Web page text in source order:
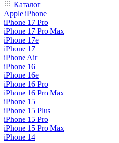
Каталог
Apple iPhone
iPhone 17 Pro
iPhone 17 Pro Max
iPhone 17e
iPhone 17
iPhone Air
iPhone 16
iPhone 16e
iPhone 16 Pro
iPhone 16 Pro Max
iPhone 15
iPhone 15 Plus
iPhone 15 Pro
iPhone 15 Pro Max
iPhone 14